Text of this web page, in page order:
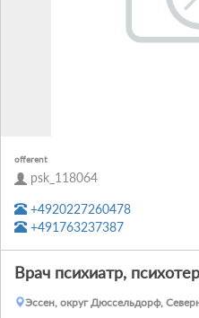
offerent
psk_118064
+4920227260478
+491763237387
Врач психиатр,
Эссен, округ Дюссельдорф,